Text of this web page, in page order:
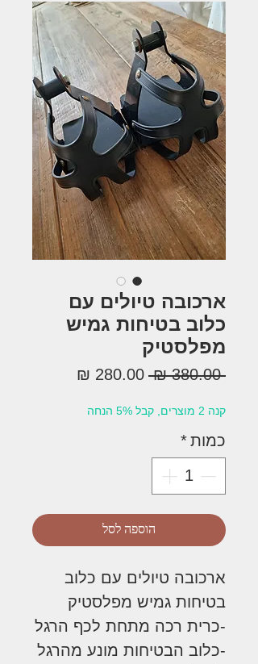
ארכובה טיולים עם
כלוב בטיחות גמיש
מפלסטיק
‏380.00 ‏₪
מחיר
קנה 2 מוצרים, קבל 5% הנחה
כמות*
הוספה לסל
ארכובה טיולים עם כלוב
בטיחות גמיש מפלסטיק
-כרית רכה מתחת לכף הרגל
-כלוב הבטיחות מונע מהרגל